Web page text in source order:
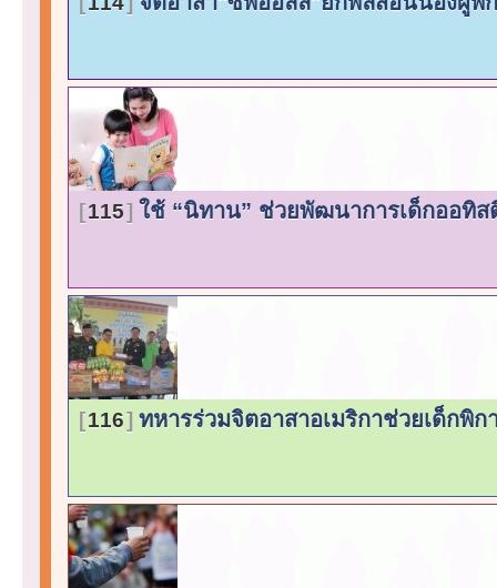
115 ใช้ “นิทาน” ช่วยพัฒนาการเด็กออทิ
116 ทหารร่วมจิตอาสาอเมริกาช่วยเด็กพิ